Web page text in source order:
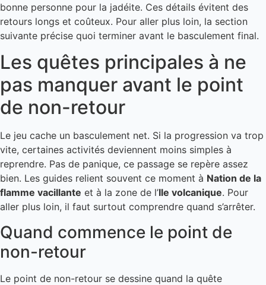
bonne personne pour la jadéite. Ces détails évitent des
retours longs et coûteux. Pour aller plus loin, la section
suivante précise quoi terminer avant le basculement final.
Les quêtes principales à ne
pas manquer avant le point
de non-retour
Le jeu cache un basculement net. Si la progression va trop
vite, certaines activités deviennent moins simples à
reprendre. Pas de panique, ce passage se repère assez
bien. Les guides relient souvent ce moment à Nation de la
flamme vacillante et à la zone de l’Ile volcanique. Pour
aller plus loin, il faut surtout comprendre quand s’arrêter.
Quand commence le point de
non-retour
Le point de non-retour se dessine quand la quête